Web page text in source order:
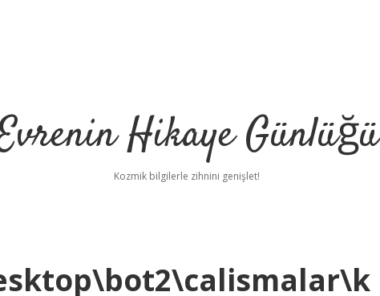
Hikaye Günlüğü
Kozmik bilgilerle zihnini genişlet!